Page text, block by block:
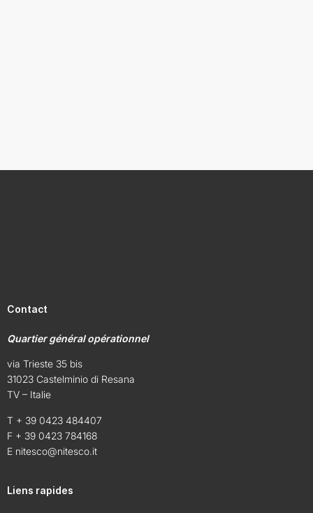
Contact
Quartier général opérationnel
via Trieste 35 bis
31023 Castelminio di Resana
TV – Italie
T + 39 0423 484407
F + 39 0423 784168
E nitesco@nitesco.it
Liens rapides